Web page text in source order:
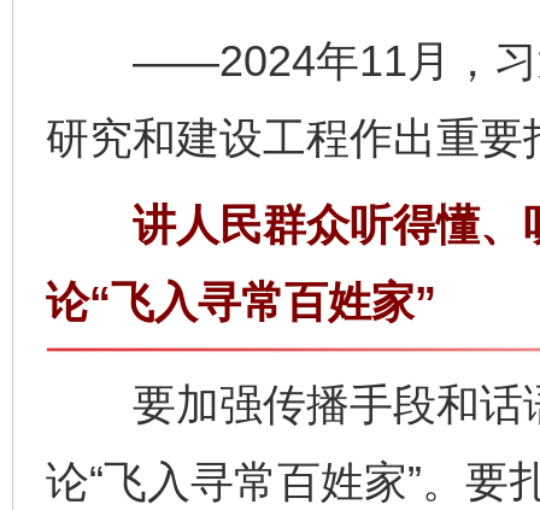
——2024年11月，习
研究和建设工程作出重要
讲人民群众听得懂、
论“飞入寻常百姓家”
要加强传播手段和话
论“飞入寻常百姓家”。要